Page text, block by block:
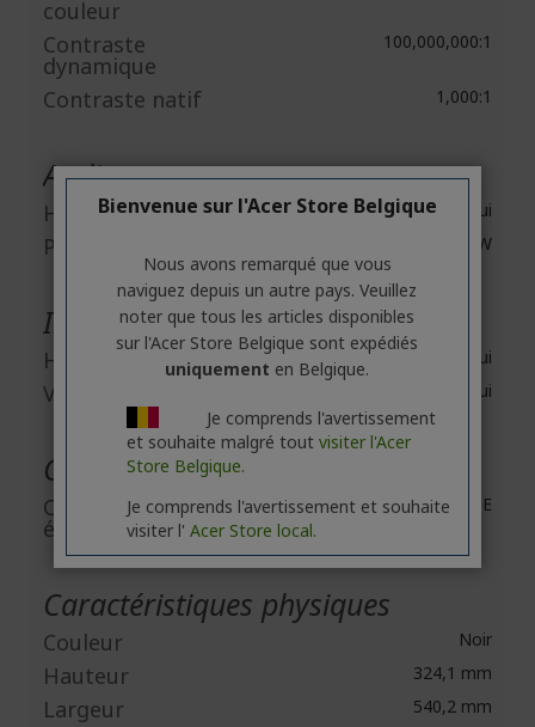
couleur
Contraste
dynamique
100,000,000:1
Contraste natif 1,000:1
Audio
Haut-parleurs Oui
Puissance de sortie 2 W
Interfaces/Ports
HDMI Oui
VGA Oui
Caractéristiques de l'alimentation
Classe d'efficacité
énergétique
E
Caractéristiques physiques
Couleur Noir
Hauteur 324,1 mm
Largeur 540,2 mm
Bienvenue sur l'Acer Store Belgique
Nous avons remarqué que vous
naviguez depuis un autre pays. Veuillez
noter que tous les articles disponibles
sur l'Acer Store Belgique sont expédiés
uniquement en Belgique.
Je comprends l'avertissement
et souhaite malgré tout visiter l'Acer
Store Belgique.
Je comprends l'avertissement et souhaite
visiter l' Acer Store local.